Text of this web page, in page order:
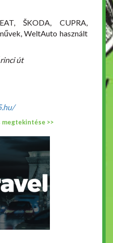
ŠKODA, CUPRA,
WeltAuto használt
út
>>